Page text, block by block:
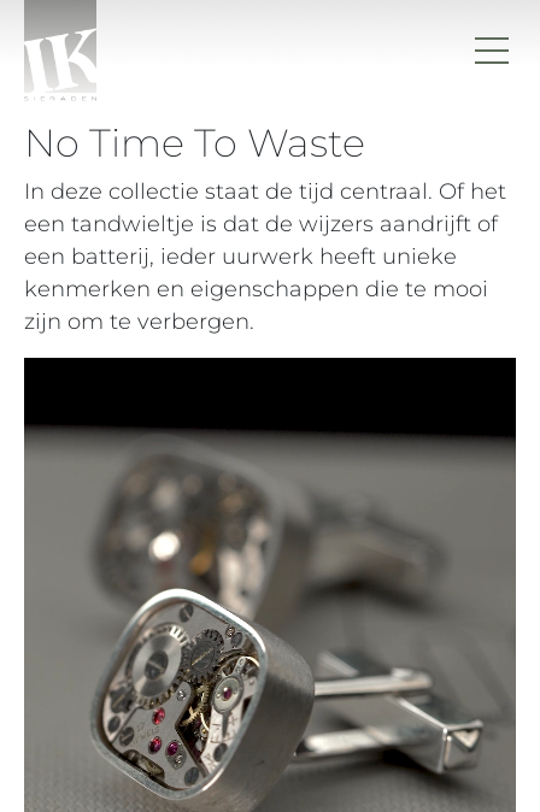
No Time To Waste
In deze collectie staat de tijd centraal. Of het
een tandwieltje is dat de wijzers aandrijft of
een batterij, ieder uurwerk heeft unieke
kenmerken en eigenschappen die te mooi
zijn om te verbergen.